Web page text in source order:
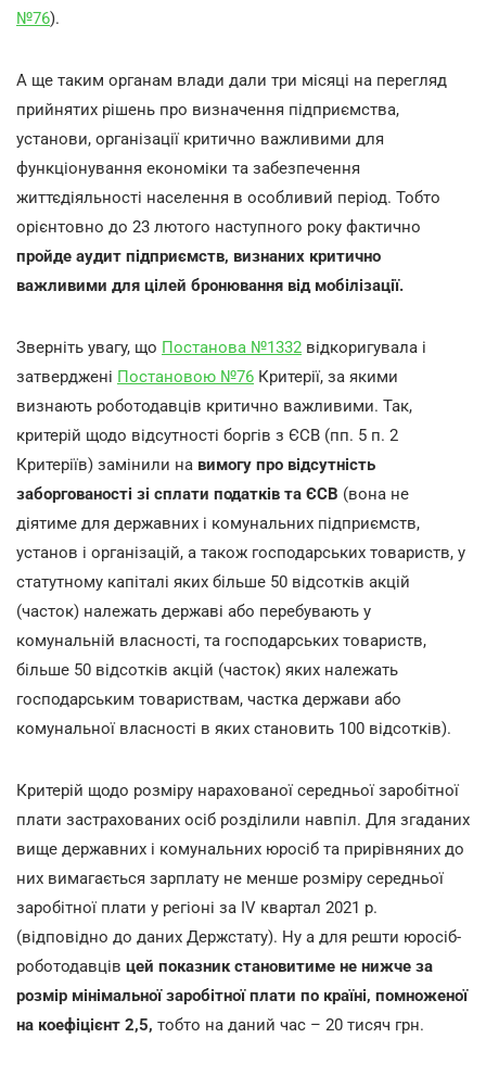
№76).
А ще таким органам влади дали три місяці на перегляд
прийнятих рішень про визначення підприємства,
установи, організації критично важливими для
функціонування економіки та забезпечення
життєдіяльності населення в особливий період. Тобто
орієнтовно до 23 лютого наступного року фактично
пройде аудит підприємств, визнаних критично
важливими для цілей бронювання від мобілізації.
Зверніть увагу, що Постанова №1332 відкоригувала і
затверджені Постановою №76 Критерії, за якими
визнають роботодавців критично важливими. Так,
критерій щодо відсутності боргів з ЄСВ (пп. 5 п. 2
Критеріїв) замінили на вимогу про відсутність
заборгованості зі сплати податків та ЄСВ (вона не
діятиме для державних і комунальних підприємств,
установ і організацій, а також господарських товариств, у
статутному капіталі яких більше 50 відсотків акцій
(часток) належать державі або перебувають у
комунальній власності, та господарських товариств,
більше 50 відсотків акцій (часток) яких належать
господарським товариствам, частка держави або
комунальної власності в яких становить 100 відсотків).
Критерій щодо розміру нарахованої середньої заробітної
плати застрахованих осіб розділили навпіл. Для згаданих
вище державних і комунальних юросіб та прирівняних до
них вимагається зарплату не менше розміру середньої
заробітної плати у регіоні за IV квартал 2021 р.
(відповідно до даних Держстату). Ну а для решти юросіб-
роботодавців цей показник становитиме не нижче за
розмір мінімальної заробітної плати по країні, помноженої
на коефіцієнт 2,5, тобто на даний час – 20 тисяч грн.